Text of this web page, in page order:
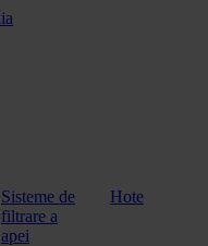
Sisteme de
filtrare a
apei
Hote